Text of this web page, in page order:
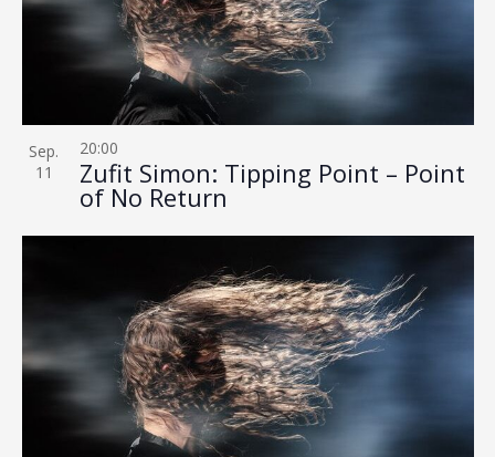
Sep.
11
Zufit Simon: Tipping Point – Point
of No Return
20:00